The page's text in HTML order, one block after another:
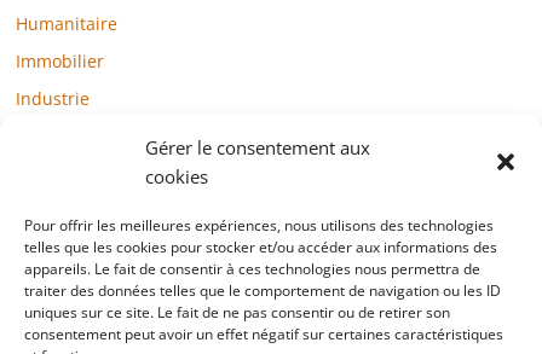
Gérer le consentement aux
cookies
Pour offrir les meilleures expériences, nous utilisons des technologies
telles que les cookies pour stocker et/ou accéder aux informations des
appareils. Le fait de consentir à ces technologies nous permettra de
traiter des données telles que le comportement de navigation ou les ID
uniques sur ce site. Le fait de ne pas consentir ou de retirer son
consentement peut avoir un effet négatif sur certaines caractéristiques
Humanitaire
Immobilier
Industrie
Mode / Beauté / Bien-être
Santé
Société